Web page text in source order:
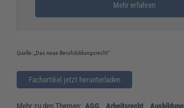
Mehr erfahren
Quelle: „Das neue Berufsbildungsrecht“
Fachartikel jetzt herunterladen
Mehr zu den Themen: AGG Arbeitsrecht Ausbildung